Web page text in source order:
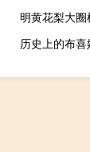
明黄花梨大